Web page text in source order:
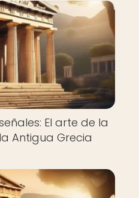
El arte de la
Antigua Grecia